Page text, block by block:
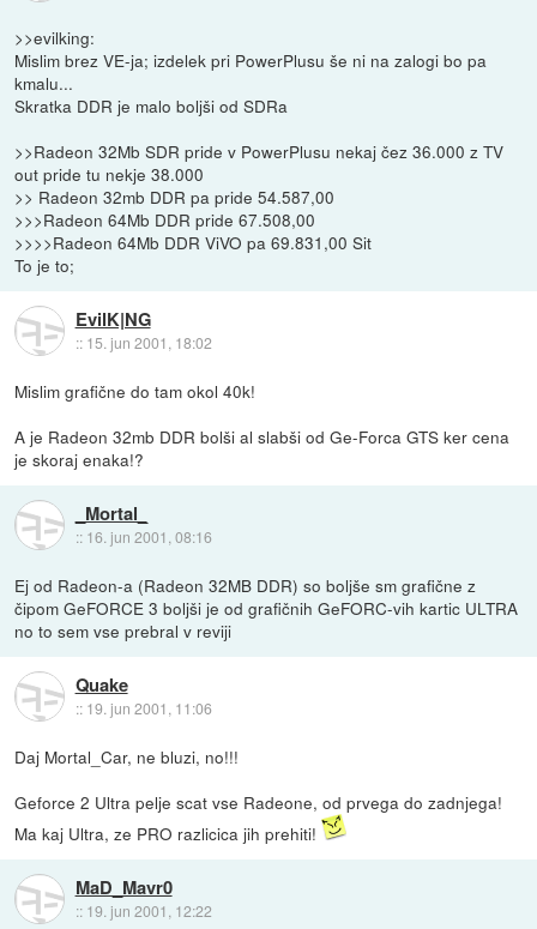
>>evilking:
Mislim brez VE-ja; izdelek pri PowerPlusu še ni na zalogi bo pa
kmalu...
Skratka DDR je malo boljši od SDRa
>>Radeon 32Mb SDR pride v PowerPlusu nekaj čez 36.000 z TV
out pride tu nekje 38.000
>> Radeon 32mb DDR pa pride 54.587,00
>>>Radeon 64Mb DDR pride 67.508,00
>>>>Radeon 64Mb DDR ViVO pa 69.831,00 Sit
To je to;
EvilK|NG
:: 15. jun 2001, 18:02
Mislim grafične do tam okol 40k!
A je Radeon 32mb DDR bolši al slabši od Ge-Forca GTS ker cena
je skoraj enaka!?
_Mortal_
:: 16. jun 2001, 08:16
Ej od Radeon-a (Radeon 32MB DDR) so boljše sm grafične z
čipom GeFORCE 3 boljši je od grafičnih GeFORC-vih kartic ULTRA
no to sem vse prebral v reviji
Quake
:: 19. jun 2001, 11:06
Daj Mortal_Car, ne bluzi, no!!!
Geforce 2 Ultra pelje scat vse Radeone, od prvega do zadnjega!
Ma kaj Ultra, ze PRO razlicica jih prehiti!
MaD_Mavr0
:: 19. jun 2001, 12:22